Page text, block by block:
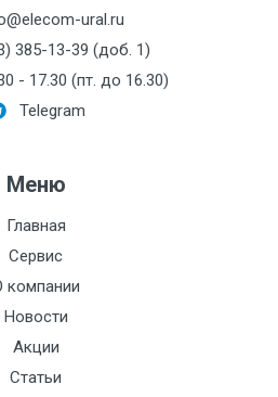
ural.ru
385-13-39 (доб. 1)
- 17.30 (пт. до 16.30)
Telegram
Меню
Главная
Сервис
компании
Новости
Акции
Статьи